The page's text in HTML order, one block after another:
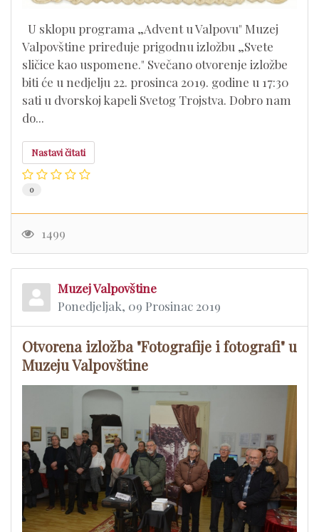
U sklopu programa „Advent u Valpovu" Muzej
Valpovštine priređuje prigodnu izložbu „Svete
sličice kao uspomene." Svečano otvorenje izložbe
biti će u nedjelju 22. prosinca 2019. godine u 17:30
sati u dvorskoj kapeli Svetog Trojstva. Dobro nam
do...
Nastavi čitati
0
1499
Muzej Valpovštine
Ponedjeljak, 09 Prosinac 2019
Otvorena izložba "Fotografije i fotografi" u
Muzeju Valpovštine